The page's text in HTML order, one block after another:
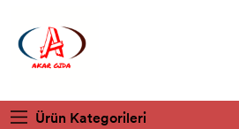
Ürün Kategorileri